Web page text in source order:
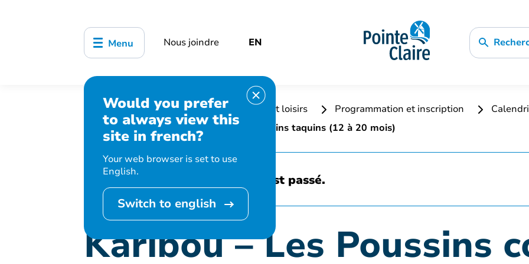
Menu Nous joindre EN
Would you prefer
to always view this
site in french?
Your web browser is set to use
English.
Switch to english
Accueil Bibliothèque, culture, sports et loisirs Programmation et inscription
Karibou – Les Poussins coquins et les Lapins taquins (12 à 20 mois)
Cet événement est passé.
Karibou – Les Poussins